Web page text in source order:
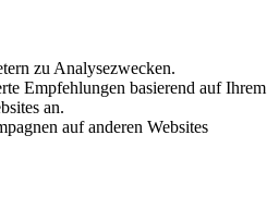
zu Analysezwecken.
Empfehlungen basierend auf Ihrem
an.
auf anderen Websites